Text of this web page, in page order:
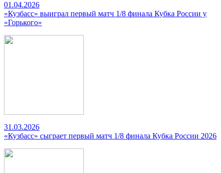
01.04.2026
«Кузбасс» выиграл первый матч 1/8 финала Кубка России у
«Горького»
31.03.2026
«Кузбасс» сыграет первый матч 1/8 финала Кубка России 2026